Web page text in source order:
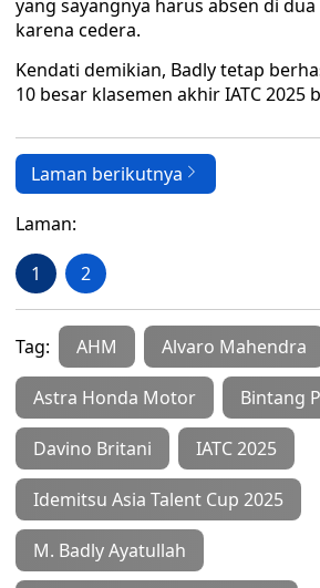
yang sayangnya harus absen di
karena cedera.
Kendati demikian, Badly tetap
10 besar klasemen akhir IATC 2025
Laman berikutnya
Laman:
1 2
Tag: AHM Alvaro Mahendra
Astra Honda Motor Bintang
Davino Britani IATC 2025
Idemitsu Asia Talent Cup 2025
M. Badly Ayatullah